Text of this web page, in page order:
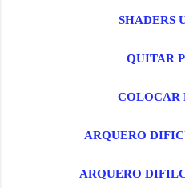
SHADERS
QUITAR
COLOCAR
ARQUERO
ARQUERO